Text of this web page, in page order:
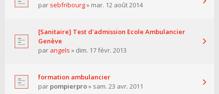
par sebfribourg» mar. 12 août 2014
[Sanitaire] Test d'admission Ecole Ambulancier
Genève
par angels » dim. 17 févr. 2013
formation ambulancier
par pompierpro» sam. 23 avr. 2011